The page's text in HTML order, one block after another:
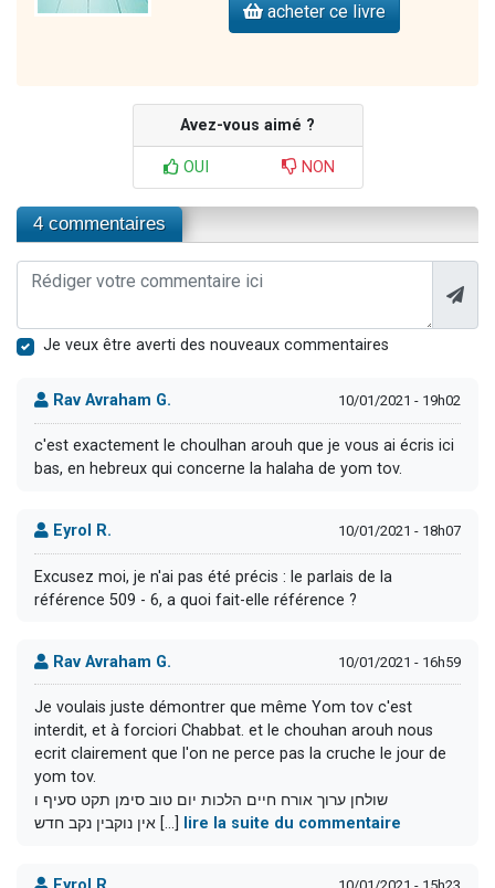
acheter ce livre
Avez-vous aimé ?
OUI NON
4 commentaires
Je veux être averti des nouveaux commentaires
Rav Avraham G. 10/01/2021 - 19h02
c'est exactement le choulhan arouh que je vous ai écris ici
bas, en hebreux qui concerne la halaha de yom tov.
Eyrol R. 10/01/2021 - 18h07
Excusez moi, je n'ai pas été précis : le parlais de la
référence 509 - 6, a quoi fait-elle référence ?
Rav Avraham G. 10/01/2021 - 16h59
Je voulais juste démontrer que même Yom tov c'est
interdit, et à forciori Chabbat. et le chouhan arouh nous
ecrit clairement que l'on ne perce pas la cruche le jour de
yom tov.
שולחן ערוך אורח חיים הלכות יום טוב סימן תקט סעיף ו
אין נוקבין נקב חדש [...]
lire la suite du commentaire